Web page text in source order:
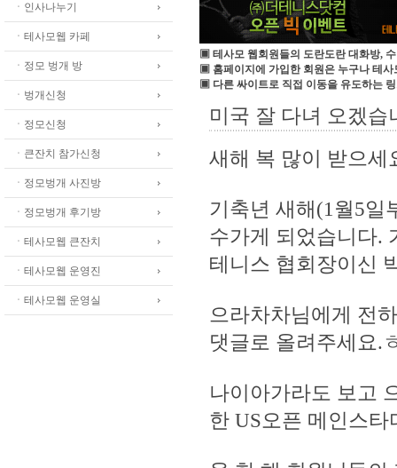
ㆍ인사나누기
ㆍ테사모웹 카페
ㆍ정모 벙개 방
ㆍ벙개신청
ㆍ정모신청
ㆍ큰잔치 참가신청
ㆍ정모벙개 사진방
ㆍ정모벙개 후기방
ㆍ테사모웹 큰잔치
ㆍ테사모웹 운영진
ㆍ테사모웹 운영실
▣ 테사모 웹회원들의 도란도란 대화방,
▣ 홈페이지에 가입한 회원은 누구나 테사
▣ 다른 싸이트로 직접 이동을 유도하는
미국 잘 다녀 오겠습
새해 복 많이 받으세
기축년 새해(1월5일
수가게 되었습니다.
테니스 협회장이신
으라차차님에게 전
댓글로 올려주세요.
나이아가라도 보고
한 US오픈 메인스